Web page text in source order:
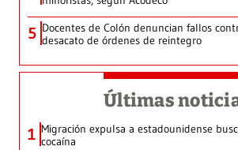
5 Docentes de Colón denuncian fallos
desacato de órdenes de reintegro
Últimas
1 Migración expulsa a estadounidense
cocaína